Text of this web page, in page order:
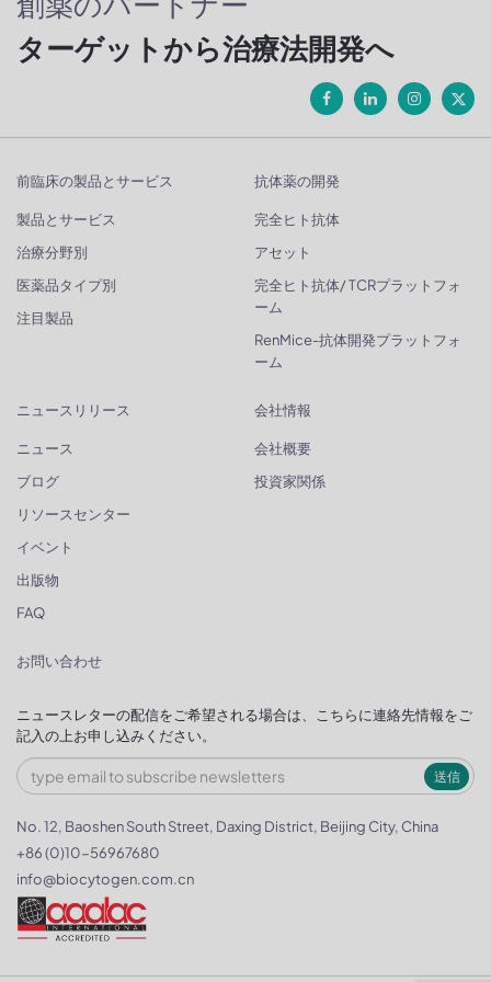
ターゲットから治療法開発へ
前臨床の製品とサービス
製品とサービス
治療分野別
医薬品タイプ別
注目製品
抗体薬の開発
完全ヒト抗体
アセット
完全ヒト抗体/ TCRプラットフォ
ーム
RenMice-抗体開発プラットフォ
ーム
ニュースリリース
ニュース
ブログ
リソースセンター
イベント
出版物
FAQ
会社情報
会社概要
投資家関係
お問い合わせ
ニュースレターの配信をご希望される場合は、こちらに連絡先情報をご
記入の上お申し込みください。
送信
No. 12, Baoshen South Street, Daxing District, Beijing City, China
+86 (0)10-56967680
info@biocytogen.com.cn